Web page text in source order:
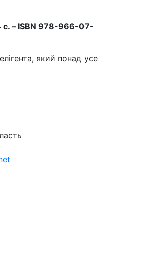
с. – ISBN 978-966-07-
який понад усе